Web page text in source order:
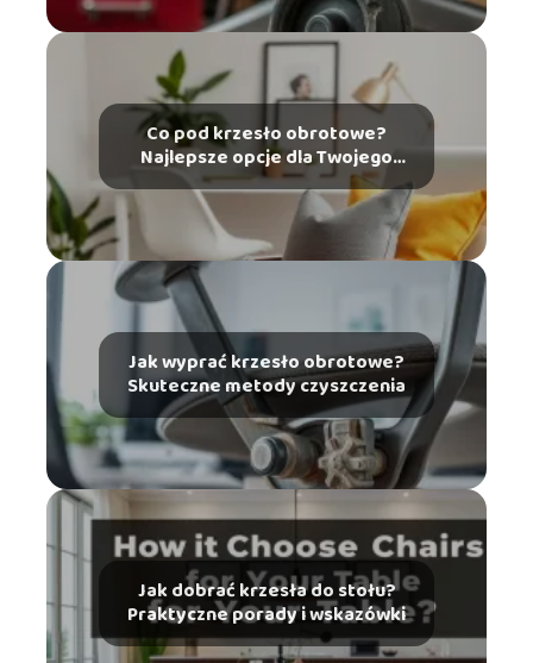
Co pod krzesło obrotowe?
Najlepsze opcje dla Twojego
wnętrza
Jak wyprać krzesło obrotowe?
Skuteczne metody czyszczenia
Jak dobrać krzesła do stołu?
Praktyczne porady i wskazówki